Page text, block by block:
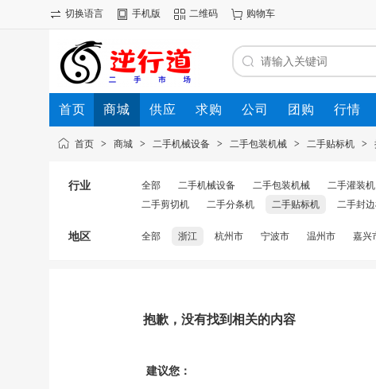
切换语言 手机版 二维码 购物车
首页 商城 供应 求购 公司 团购 行情
首页 > 商城 > 二手机械设备 > 二手包装机械 > 二手贴标机 >
行业 全部 二手机械设备 二手包装机械 二手灌装机
二手剪切机
二手分条机 二手贴标机 二手封
地区 全部 浙江 杭州市 宁波市 温州市 嘉兴
抱歉，没有找到相关的内容
建议您：